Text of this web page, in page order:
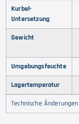
Kurbel-
Untersetzung
Gewicht
Umgebungsfeuchte
Lagertemperatur
Technische